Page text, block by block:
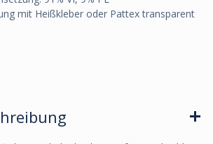
mit Heißkleber oder Pattex transparent